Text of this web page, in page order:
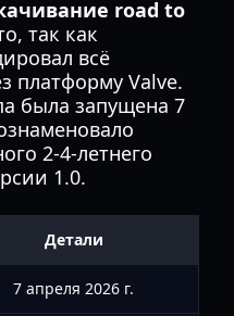
road to
так как
всё
платформу Valve.
была запущена 7
2-4-летнего
1.0.
Детали
7 апреля 2026 г.